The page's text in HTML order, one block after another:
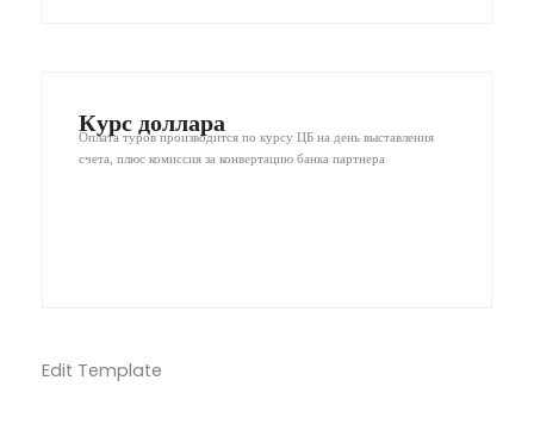
Курс доллара
Оплата туров производится по курсу ЦБ на день выставления
счета, плюс комиссия за конвертацию банка партнера
Edit Template